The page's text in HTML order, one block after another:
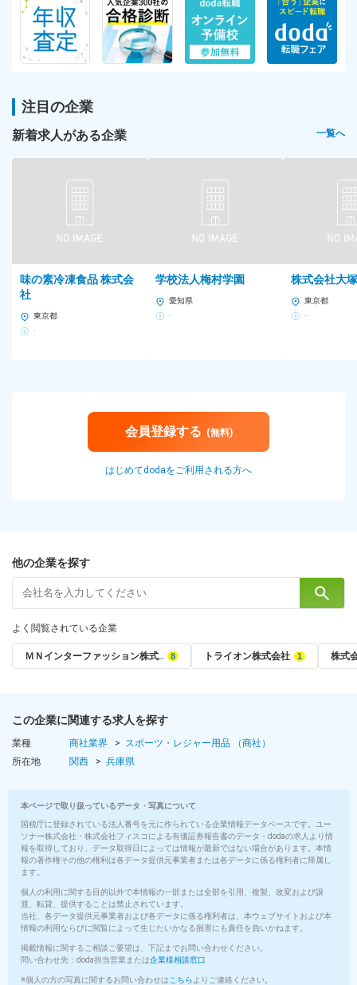
注目の企業
新着求人がある企業 一覧へ
味の素冷凍食品 株式会
社
東京都
-
学校法人梅村学園
愛知県
-
株式会社大
東京都
-
会員登録する (無料)
はじめてdodaをご利用される方へ
他の企業を探す
よく閲覧されている企業
ＭＮインターファッション株式‥ トライオン株式会社 株式
この企業に関連する求人を探す
業種 商社業界
スポーツ・レジャー用品 （商社）
所在地
関西 兵庫県
本ページで取り扱っているデータ・写真について
国税庁に登録されている法人番号を元に作られている企業情報データベースです。ユー
ソナー株式会社・株式会社フィスコによる有価証券報告書のデータ・dodaの求人より情
報を取得しており、データ取得日によっては情報が最新ではない場合があります。本情
報の著作権その他の権利は各データ提供元事業者または各データに係る権利者に帰属し
ます。
個人の利用に関する目的以外で本情報の一部または全部を引用、複製、改変および譲
渡、転貸、提供することは禁止されています。
当社、各データ提供元事業者および各データに係る権利者は、本ウェブサイトおよび本
情報の利用ならびに閲覧によって生じたいかなる損害にも責任を負いかねます。
掲載情報に関するご相談ご要望は、下記までお問い合わせください。
問い合わせ先：doda担当営業または企業様相談窓口
※個人の方の写真に関するお問い合わせは こちら よりご連絡ください。